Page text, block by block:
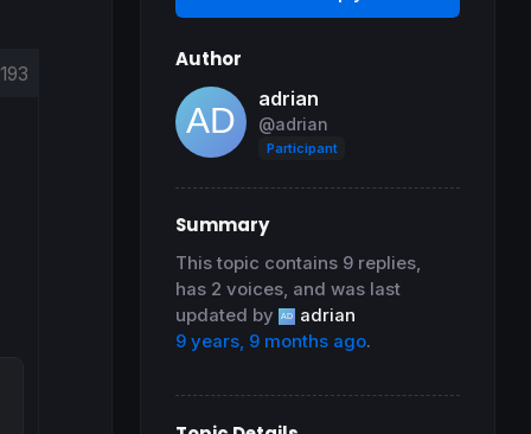
Author
adrian
@adrian
Participant
Summary
This topic contains 9 replies,
has 2 voices, and was last
updated by
adrian
9 years, 9 months ago.